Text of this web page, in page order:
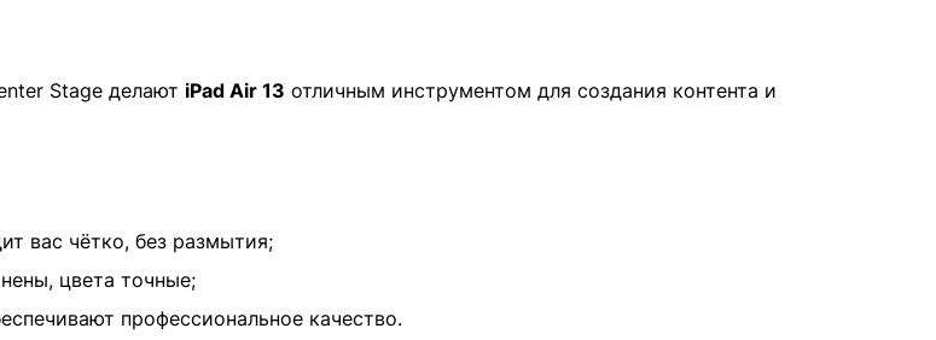
Stage делают iPad Air 13 отличным инструментом для создания контента и
вас чётко, без размытия;
цвета точные;
профессиональное качество.